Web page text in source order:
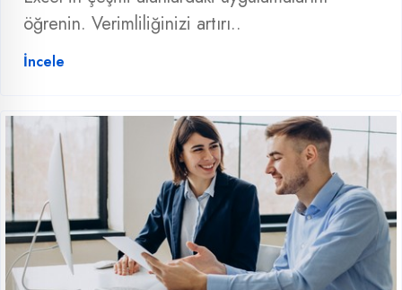
öğrenin. Verimliliğinizi artırı..
İncele